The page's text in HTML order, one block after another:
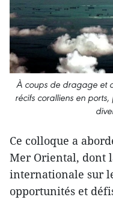
À coups de dragage et
récifs coralliens en
Ce colloque a
Mer Oriental, dont
internationale sur
opportunités et